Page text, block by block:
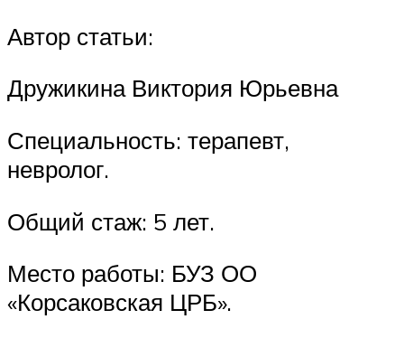
Автор статьи:
Дружикина Виктория Юрьевна
Специальность: терапевт,
невролог.
Общий стаж: 5 лет.
Место работы: БУЗ ОО
«Корсаковская ЦРБ».